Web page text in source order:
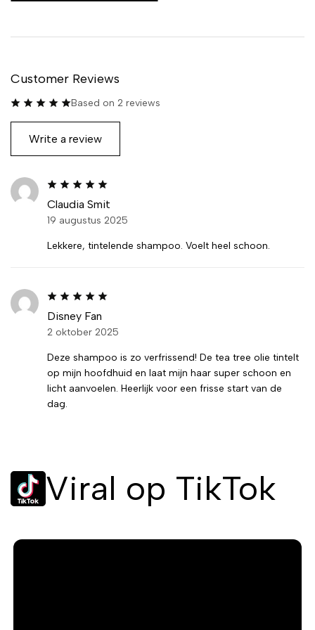
Customer Reviews
Based on 2 reviews
Write a review
Claudia Smit
19 augustus 2025
Lekkere, tintelende shampoo. Voelt heel schoon.
Disney Fan
2 oktober 2025
Deze shampoo is zo verfrissend! De tea tree olie tintelt
op mijn hoofdhuid en laat mijn haar super schoon en
licht aanvoelen. Heerlijk voor een frisse start van de
dag.
Viral op TikTok